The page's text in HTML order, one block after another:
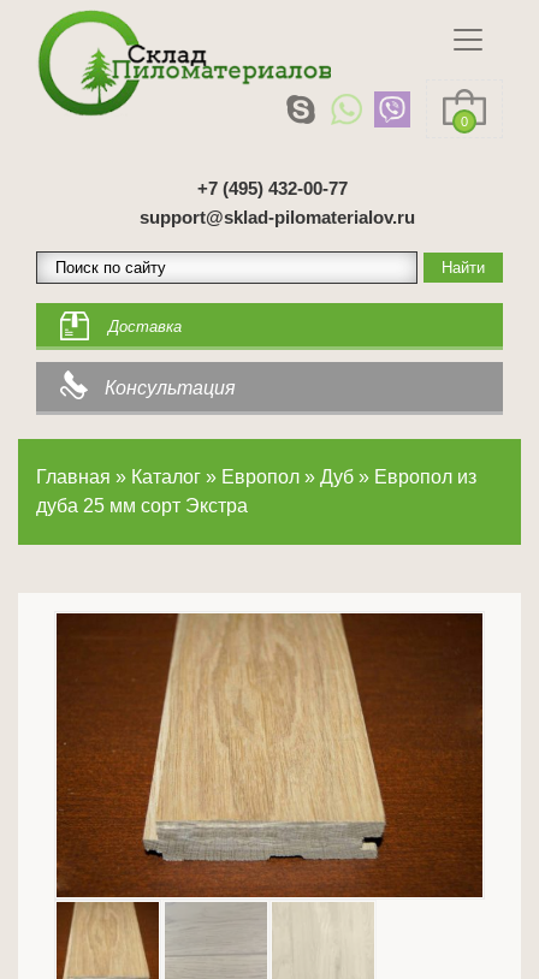
0
+7 (495) 432-00-77
support@sklad-pilomaterialov.ru
Доставка
Консультация
Главная » Каталог » Европол » Дуб » Европол из
дуба 25 мм сорт Экстра